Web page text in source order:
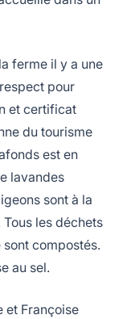
ferme il y a une
pour
et certificat
du tourisme
est en
lavandes
sont à la
les déchets
sont compostés.
au sel.
et Françoise